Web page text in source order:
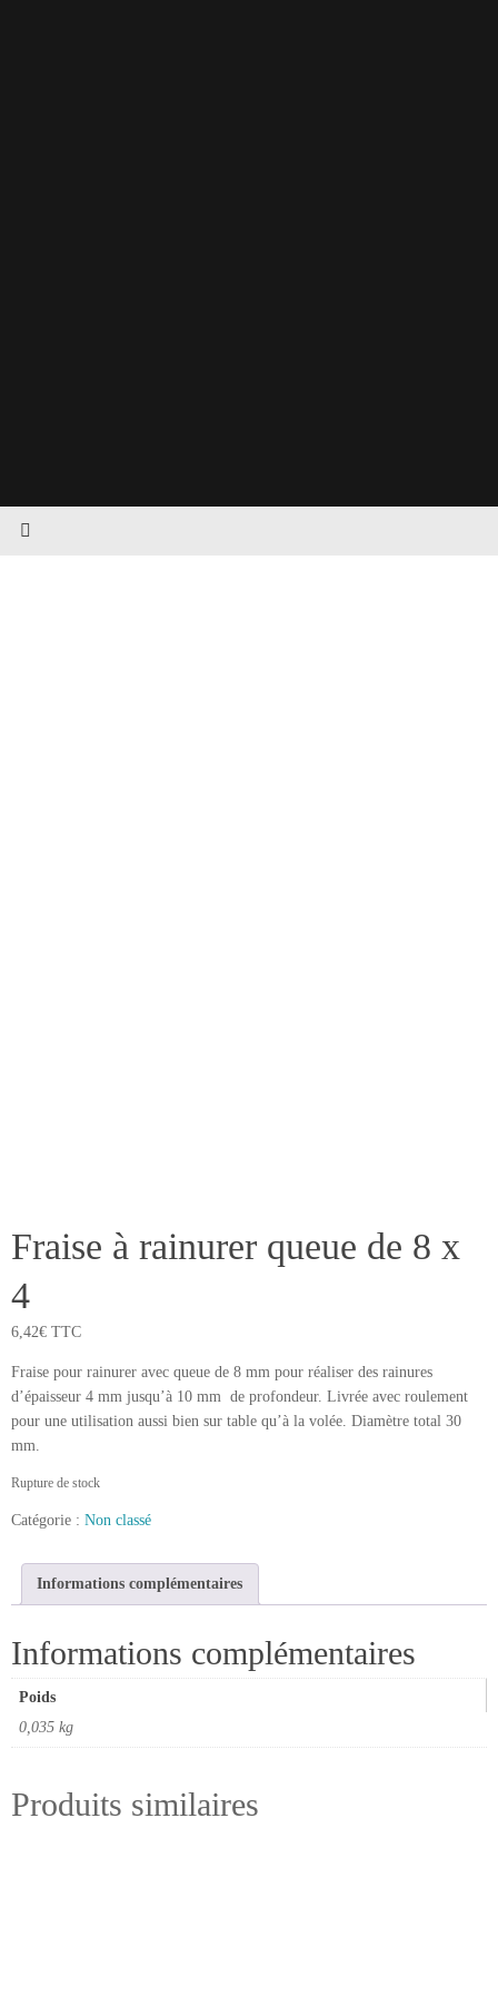
Fraise à rainurer queue de 8 x
4
6,42€ TTC
Fraise pour rainurer avec queue de 8 mm pour réaliser des rainures
d’épaisseur 4 mm jusqu’à 10 mm de profondeur. Livrée avec roulement
pour une utilisation aussi bien sur table qu’à la volée. Diamètre total 30
mm.
Rupture de stock
Catégorie : Non classé
Informations complémentaires
Informations complémentaires
Poids
0,035 kg
Produits similaires